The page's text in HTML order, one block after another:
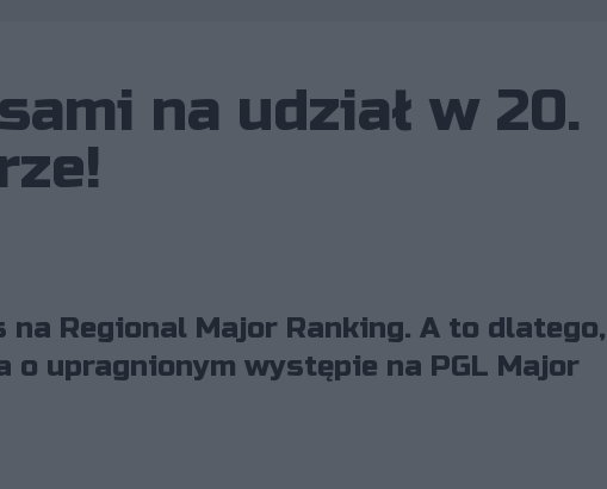
na udział w 20.
Regional Major Ranking. A to dlatego,
o upragnionym występie na PGL Major